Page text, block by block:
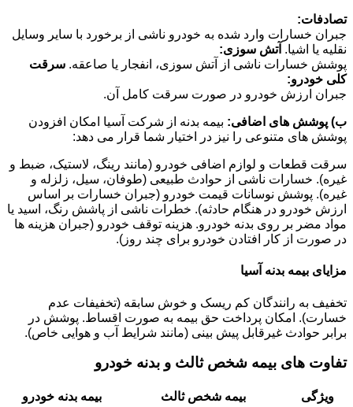
تصادفات:
جبران خسارات وارد شده به خودرو ناشی از برخورد با سایر وسایل
نقلیه یا اشیا. آتش سوزی:
پوشش خسارات ناشی از آتش سوزی، انفجار یا صاعقه. سرقت
کلی خودرو:
جبران ارزش خودرو در صورت سرقت کامل آن.
ب) پوشش های اضافی: بیمه بدنه از شرکت آسیا امکان افزودن
پوشش های متنوعی را نیز در اختیار شما قرار می دهد:
سرقت قطعات و لوازم اضافی خودرو (مانند رینگ، لاستیک، ضبط و
غیره). خسارات ناشی از حوادث طبیعی (طوفان، سیل، زلزله و
غیره). پوشش نوسانات قیمت خودرو (جبران خسارات بر اساس
ارزش خودرو در هنگام حادثه). خطرات ناشی از پاشش رنگ، اسید یا
مواد مضر بر روی بدنه خودرو. هزینه توقف خودرو (جبران هزینه ها
در صورت از کار افتادن خودرو برای چند روز).
مزایای بیمه بدنه آسیا
تخفیف به رانندگان کم ریسک و خوش سابقه (تخفیفات عدم
خسارت). امکان پرداخت حق بیمه به صورت اقساط. پوشش در
برابر حوادث غیرقابل پیش بینی (مانند شرایط آب و هوایی خاص).
تفاوت های بیمه شخص ثالث و بدنه خودرو
ویژگی بیمه شخص ثالث
بیمه بدنه خودرو